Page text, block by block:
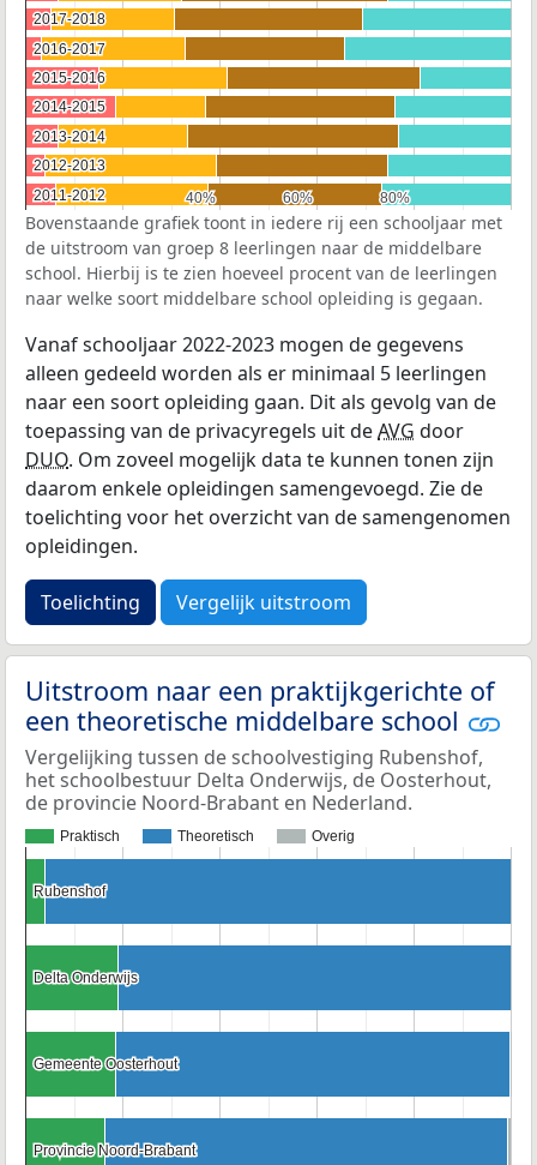
40%
40% 60%
60% 80%
80%
2017-2018
2017-2018
2016-2017
2016-2017
2015-2016
2015-2016
2014-2015
2014-2015
2013-2014
2013-2014
2012-2013
2012-2013
2011-2012
2011-2012
Bovenstaande grafiek toont in iedere rij een schooljaar met
de uitstroom van groep 8 leerlingen naar de middelbare
school. Hierbij is te zien hoeveel procent van de leerlingen
naar welke soort middelbare school opleiding is gegaan.
Vanaf schooljaar 2022-2023 mogen de gegevens
alleen gedeeld worden als er minimaal 5 leerlingen
naar een soort opleiding gaan. Dit als gevolg van de
toepassing van de privacyregels uit deAVG door
DUO. Om zoveel mogelijk data te kunnen tonen zijn
daarom enkele opleidingen samengevoegd. Zie de
toelichting voor het overzicht van de samengenomen
opleidingen.
Toelichting Vergelijk uitstroom
Uitstroom naar een praktijkgerichte of
een theoretische middelbare school
Vergelijking tussen de schoolvestiging Rubenshof,
het schoolbestuur Delta Onderwijs, de Oosterhout,
de provincie Noord-Brabant en Nederland.
Praktisch Theoretisch Overig
Rubenshof
Rubenshof
Delta Onderwijs
Delta Onderwijs
Gemeente Oosterhout
Gemeente Oosterhout
Provincie Noord-Brabant
Provincie Noord-Brabant